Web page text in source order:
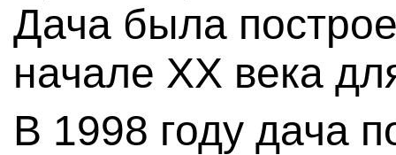
Дача была
начале XX века
В 1998 году дача